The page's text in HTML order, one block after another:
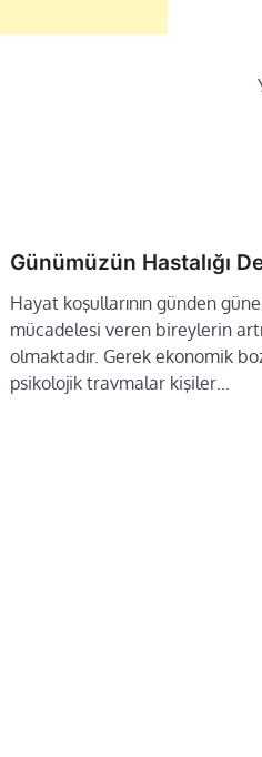
Günümüzün Hastalığı
Hayat koşullarının günden
mücadelesi veren bireylerin
olmaktadır. Gerek ekonomik
psikolojik travmalar kişiler…